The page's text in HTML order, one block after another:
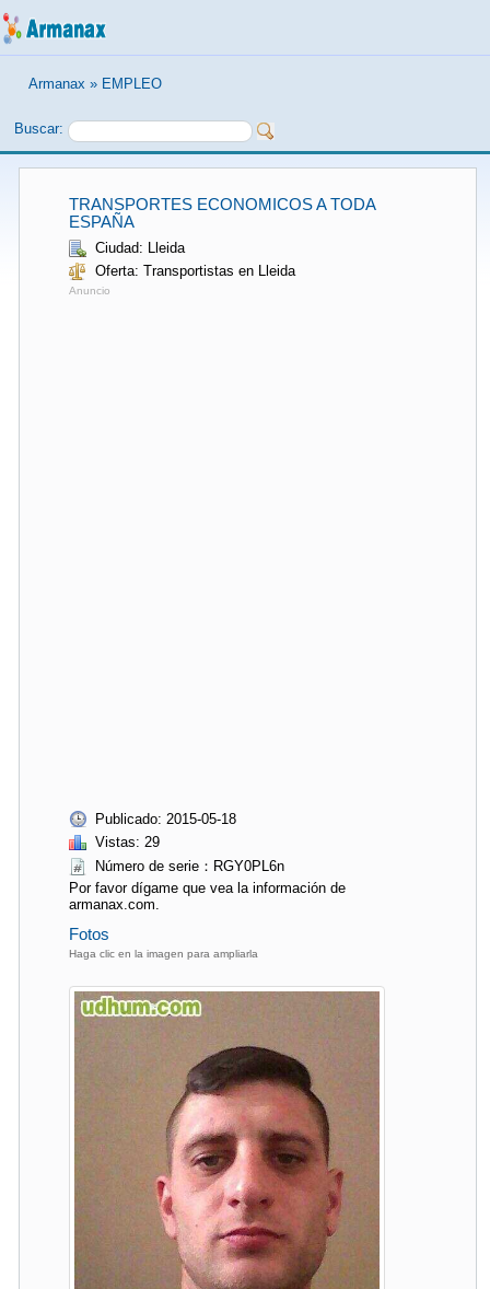
Armanax » EMPLEO
Buscar:
TRANSPORTES ECONOMICOS A TODA
ESPAÑA
Ciudad: Lleida
Oferta: Transportistas en Lleida
Anuncio
Publicado: 2015-05-18
Vistas: 29
Número de serie：RGY0PL6n
Por favor dígame que vea la información de
armanax.com.
Fotos
Haga clic en la imagen para ampliarla